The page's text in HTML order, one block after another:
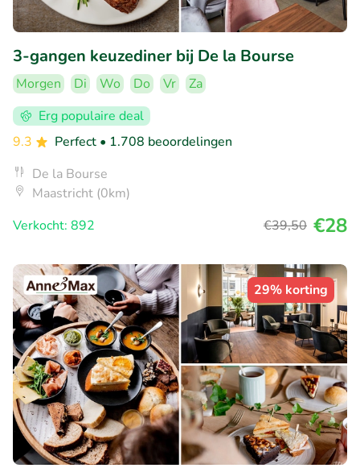
3-gangen keuzediner bij De la Bourse
Morgen Di Wo Do Vr
Za
Erg populaire deal
9.3
Perfect • 1.708 beoordelingen
De la Bourse
Maastricht (0km)
Verkocht: 892
€39,50 €28
29% korting